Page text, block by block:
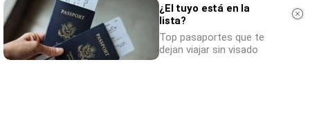
¿El tuyo está en la
lista?
Top pasaportes que te
dejan viajar sin visado